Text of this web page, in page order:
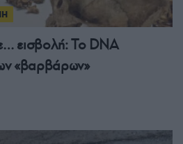
εισβολή: Το DNA
«βαρβάρων»